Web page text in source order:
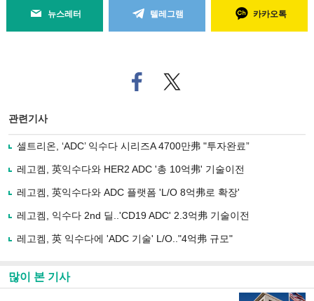
뉴스레터 텔레그램 카카오톡
페
이
로
기
사
유
기
트위
터로
관련기사
셀트리온, ‘ADC’ 익수다 시리즈A 4700만弗 "투자완료”
레고켐, 英익수다와 HER2 ADC '총 10억弗' 기술이전
레고켐, 英익수다와 ADC 플랫폼 'L/O 8억弗로 확장'
레고켐, 익수다 2nd 딜..'CD19 ADC' 2.3억弗 기술이전
레고켐, 英 익수다에 'ADC 기술' L/O.."4억弗 규모"
많이 본 기사